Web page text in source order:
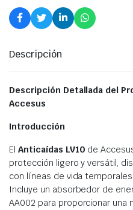
Descripción
Descripción Detallada del
Accesus
Introducción
El Anticaídas LV10 de
protección ligero y versátil,
con líneas de vida
Incluye un absorbedor de
AA002 para proporcionar una